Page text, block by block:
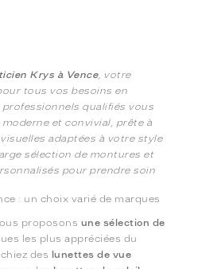
Krys à Vence, votre
tous vos besoins en
qualifiés vous
et convivial, prête à
adaptées à votre style
sélection de montures et
pour prendre soin
: un choix varié de marques
proposons une sélection de
les plus appréciées du
des lunettes de vue